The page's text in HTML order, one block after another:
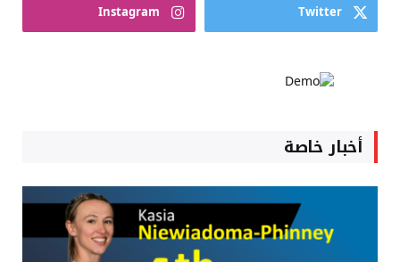
Twitter
Instagram
أخبار خاصة